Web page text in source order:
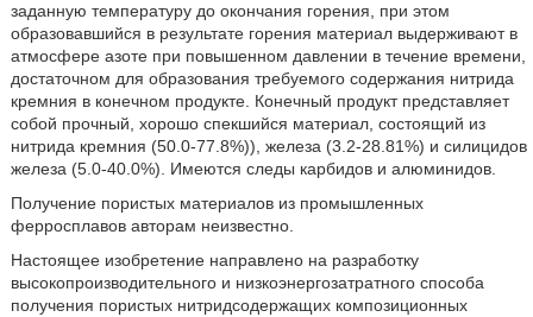
заданную температуру до окончания горения, при этом
образовавшийся в результате горения материал выдерживают в
атмосфере азоте при повышенном давлении в течение времени,
достаточном для образования требуемого содержания нитрида
кремния в конечном продукте. Конечный продукт представляет
собой прочный, хорошо спекшийся материал, состоящий из
нитрида кремния (50.0-77.8%)), железа (3.2-28.81%) и силицидов
железа (5.0-40.0%). Имеются следы карбидов и алюминидов.
Получение пористых материалов из промышленных
ферросплавов авторам неизвестно.
Настоящее изобретение направлено на разработку
высокопроизводительного и низкоэнергозатратного способа
получения пористых нитридсодержащих композиционных